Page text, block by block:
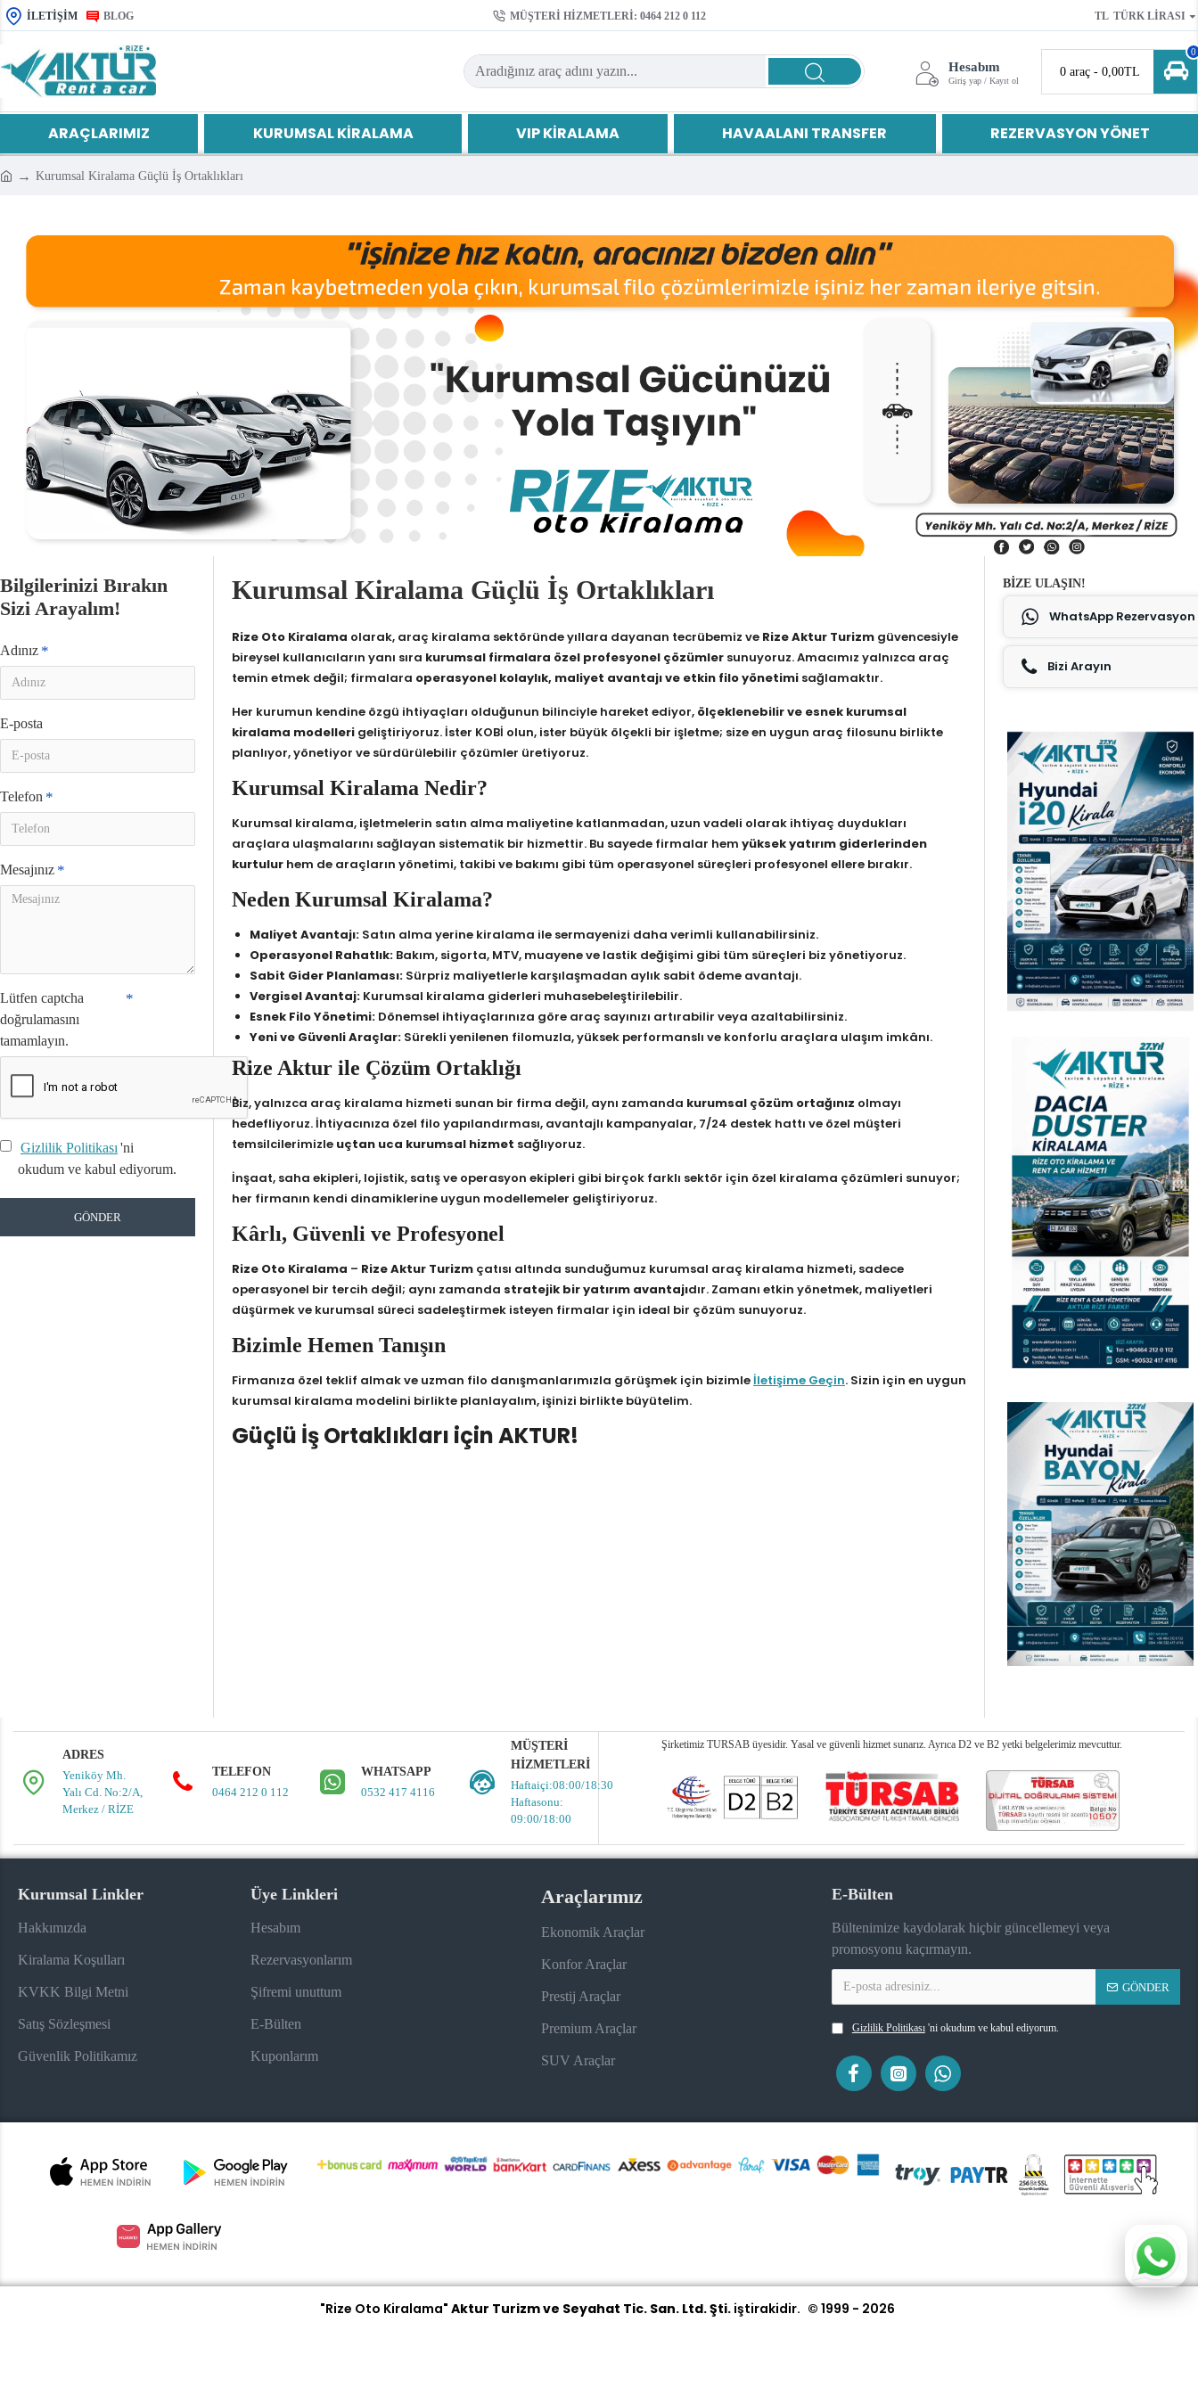
İLETIŞIM BLOG MÜŞTERI HIZMETLERI: 0464 212 0 112 TL TÜRK LIRASI
Hesabım
Giriş yap / Kayıt ol
0 araç - 0,00TL
0
ARAÇLARIMIZ KURUMSAL KIRALAMA VIP KIRALAMA HAVAALANI TRANSFER REZERVASYON YÖNET
Kurumsal Kiralama Güçlü İş Ortaklıkları
Bilgilerinizi Bırakın
Sizi Arayalım!
Adınız
E-posta
Telefon
Mesajınız
Lütfen captcha
doğrulamasını
tamamlayın.
Gizlilik Politikası 'ni
okudum ve kabul ediyorum.
GÖNDER
Kurumsal Kiralama Güçlü İş Ortaklıkları
Rize Oto Kiralama olarak, araç kiralama sektöründe yıllara dayanan tecrübemiz ve Rize Aktur Turizm güvencesiyle
bireysel kullanıcıların yanı sıra kurumsal firmalara özel profesyonel çözümler sunuyoruz. Amacımız yalnızca araç
temin etmek değil; firmalara operasyonel kolaylık, maliyet avantajı ve etkin filo yönetimi sağlamaktır.
Her kurumun kendine özgü ihtiyaçları olduğunun bilinciyle hareket ediyor, ölçeklenebilir ve esnek kurumsal
kiralama modelleri geliştiriyoruz. İster KOBİ olun, ister büyük ölçekli bir işletme; size en uygun araç filosunu birlikte
planlıyor, yönetiyor ve sürdürülebilir çözümler üretiyoruz.
Kurumsal Kiralama Nedir?
Kurumsal kiralama, işletmelerin satın alma maliyetine katlanmadan, uzun vadeli olarak ihtiyaç duydukları
araçlara ulaşmalarını sağlayan sistematik bir hizmettir. Bu sayede firmalar hem yüksek yatırım giderlerinden
kurtulur hem de araçların yönetimi, takibi ve bakımı gibi tüm operasyonel süreçleri profesyonel ellere bırakır.
Neden Kurumsal Kiralama?
Maliyet Avantajı: Satın alma yerine kiralama ile sermayenizi daha verimli kullanabilirsiniz.
Operasyonel Rahatlık: Bakım, sigorta, MTV, muayene ve lastik değişimi gibi tüm süreçleri biz yönetiyoruz.
Sabit Gider Planlaması: Sürpriz maliyetlerle karşılaşmadan aylık sabit ödeme avantajı.
Vergisel Avantaj: Kurumsal kiralama giderleri muhasebeleştirilebilir.
Esnek Filo Yönetimi: Dönemsel ihtiyaçlarınıza göre araç sayınızı artırabilir veya azaltabilirsiniz.
Yeni ve Güvenli Araçlar: Sürekli yenilenen filomuzla, yüksek performanslı ve konforlu araçlara ulaşım imkânı.
Rize Aktur ile Çözüm Ortaklığı
Biz, yalnızca araç kiralama hizmeti sunan bir firma değil, aynı zamanda kurumsal çözüm ortağınız olmayı
hedefliyoruz. İhtiyacınıza özel filo yapılandırması, avantajlı kampanyalar, 7/24 destek hattı ve özel müşteri
temsilcilerimizle uçtan uca kurumsal hizmet sağlıyoruz.
İnşaat, saha ekipleri, lojistik, satış ve operasyon ekipleri gibi birçok farklı sektör için özel kiralama çözümleri sunuyor;
her firmanın kendi dinamiklerine uygun modellemeler geliştiriyoruz.
Kârlı, Güvenli ve Profesyonel
Rize Oto Kiralama – Rize Aktur Turizm çatısı altında sunduğumuz kurumsal araç kiralama hizmeti, sadece
operasyonel bir tercih değil; aynı zamanda stratejik bir yatırım avantajıdır. Zamanı etkin yönetmek, maliyetleri
düşürmek ve kurumsal süreci sadeleştirmek isteyen firmalar için ideal bir çözüm sunuyoruz.
Bizimle Hemen Tanışın
Firmanıza özel teklif almak ve uzman filo danışmanlarımızla görüşmek için bizimleİletişime Geçin. Sizin için en uygun
kurumsal kiralama modelini birlikte planlayalım, işinizi birlikte büyütelim.
Güçlü İş Ortaklıkları için AKTUR!
BIZE ULAŞIN!
WhatsApp Rezervasyon
Bizi Arayın
ADRES
Yeniköy Mh.
Yalı Cd. No:2/A,
Merkez / RİZE
TELEFON
0464 212 0 112
WHATSAPP
0532 417 4116
MÜŞTERI
HIZMETLERI
Haftaiçi:08:00/18:30
Haftasonu:
09:00/18:00
Şirketimiz TURSAB üyesidir. Yasal ve güvenli hizmet sunarız. Ayrıca D2 ve B2 yetki belgelerimiz mevcuttur.
Kurumsal Linkler
Hakkımızda
Kiralama Koşulları
KVKK Bilgi Metni
Satış Sözleşmesi
Güvenlik Politikamız
Üye Linkleri
Hesabım
Rezervasyonlarım
Şifremi unuttum
E-Bülten
Kuponlarım
Araçlarımız
Ekonomik Araçlar
Konfor Araçlar
Prestij Araçlar
Premium Araçlar
SUV Araçlar
E-Bülten
Bültenimize kaydolarak hiçbir güncellemeyi veya
promosyonu kaçırmayın.
GÖNDER
Gizlilik Politikası 'ni okudum ve kabul ediyorum.
"Rize Oto Kiralama" Aktur Turizm ve Seyahat Tic. San. Ltd. Şti. iştirakidir. © 1999 - 2026